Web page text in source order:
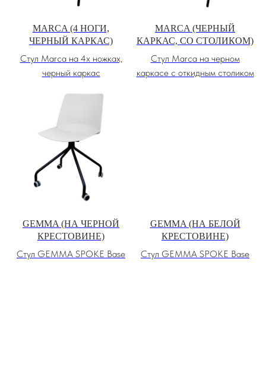
MARCA (4 НОГИ,
ЧЕРНЫЙ КАРКАС)
Стул Marca на 4х ножках,
черный каркас
MARCA (ЧЕРНЫЙ
КАРКАС, СО СТОЛИКОМ)
Стул Marca на черном
каркасе с откидным столиком
GEMMA (НА ЧЕРНОЙ
КРЕСТОВИНЕ)
Стул GEMMA SPOKE Base
GEMMA (НА БЕЛОЙ
КРЕСТОВИНЕ)
Стул GEMMA SPOKE Base